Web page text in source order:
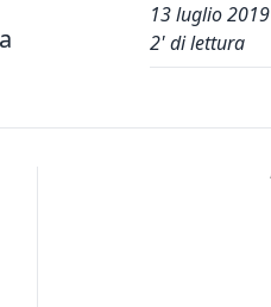
13 luglio 2019
2' di lettura